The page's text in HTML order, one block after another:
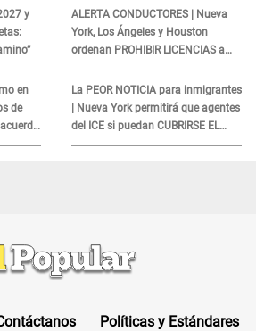
y
en
de
ALERTA CONDUCTORES | Nueva
York, Los Ángeles y Houston
ordenan PROHIBIR LICENCIAS a
quienes no presenten ESTE
DOCUMENTO
La PEOR NOTICIA para inmigrantes
| Nueva York permitirá que agentes
del ICE si puedan CUBRIRSE EL
ROSTRO
Políticas y Estándares